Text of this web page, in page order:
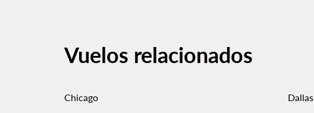
Vuelos relacionados
Chicago Dallas